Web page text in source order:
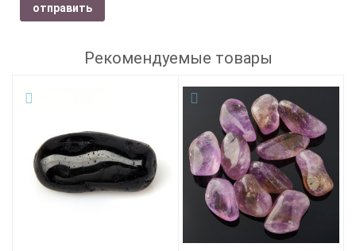
отправить
Рекомендуемые товары